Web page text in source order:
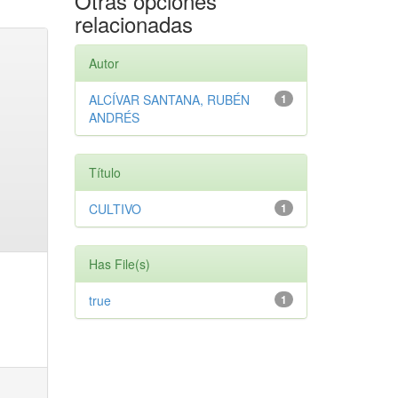
relacionadas
Autor
1
ALCÍVAR SANTANA, RUBÉN
ANDRÉS
Título
1
CULTIVO
Has File(s)
1
true